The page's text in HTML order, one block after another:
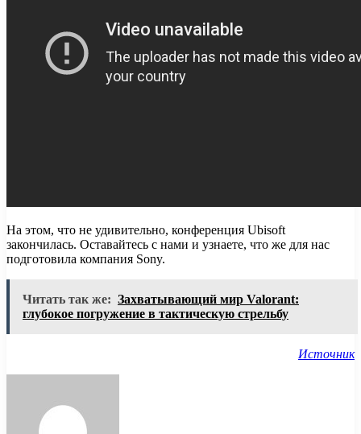
На этом, что не удивительно, конференция Ubisoft
закончилась. Оставайтесь с нами и узнаете, что же для нас
подготовила компания Sony.
Читать так же: Захватывающий мир Valorant:
глубокое погружение в тактическую стрельбу
Источник